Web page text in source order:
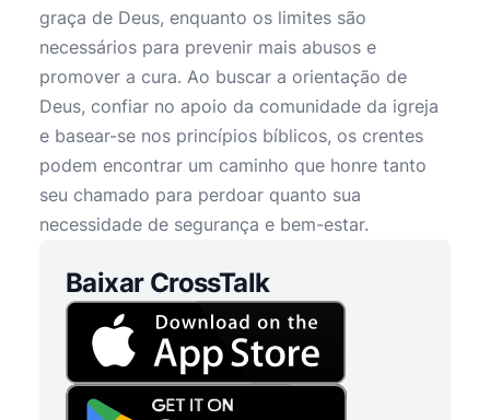
graça de Deus, enquanto os limites são
necessários para prevenir mais abusos e
promover a cura. Ao buscar a orientação de
Deus, confiar no apoio da comunidade da igreja
e basear-se nos princípios bíblicos, os crentes
podem encontrar um caminho que honre tanto
seu chamado para perdoar quanto sua
necessidade de segurança e bem-estar.
Baixar CrossTalk